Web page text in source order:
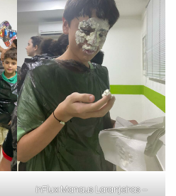
inFlux Manaus Laranjeiras –